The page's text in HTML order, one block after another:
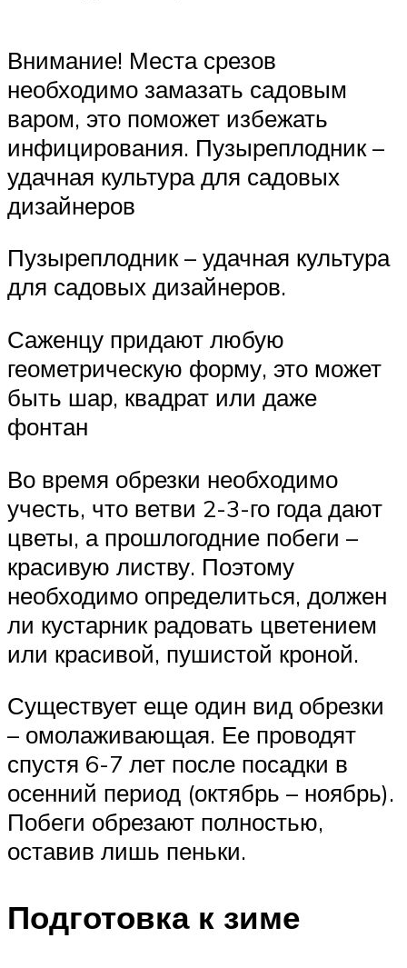
Внимание! Места срезов
необходимо замазать садовым
варом, это поможет избежать
инфицирования. Пузыреплодник –
удачная культура для садовых
дизайнеров
Пузыреплодник – удачная культура
для садовых дизайнеров.
Саженцу придают любую
геометрическую форму, это может
быть шар, квадрат или даже
фонтан
Во время обрезки необходимо
учесть, что ветви 2-3-го года дают
цветы, а прошлогодние побеги –
красивую листву. Поэтому
необходимо определиться, должен
ли кустарник радовать цветением
или красивой, пушистой кроной.
Существует еще один вид обрезки
– омолаживающая. Ее проводят
спустя 6-7 лет после посадки в
осенний период (октябрь – ноябрь).
Побеги обрезают полностью,
оставив лишь пеньки.
Подготовка к зиме